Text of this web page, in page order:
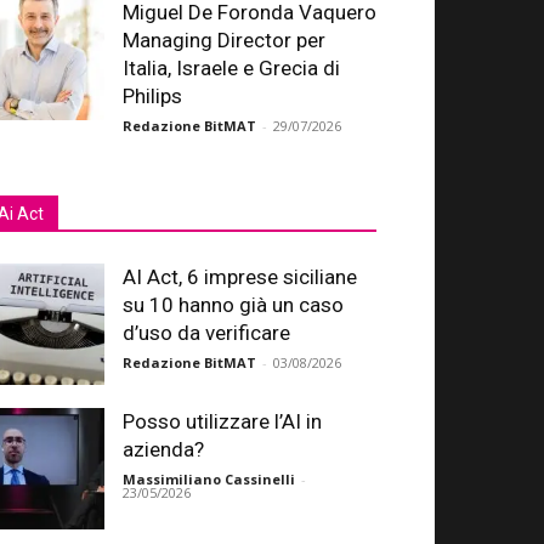
Miguel De Foronda Vaquero
Managing Director per
Italia, Israele e Grecia di
Philips
Redazione BitMAT - 29/07/2026
Act
AI Act, 6 imprese siciliane
su 10 hanno già un caso
d’uso da verificare
Redazione BitMAT - 03/08/2026
Posso utilizzare l’AI in
azienda?
Massimiliano Cassinelli -
23/05/2026